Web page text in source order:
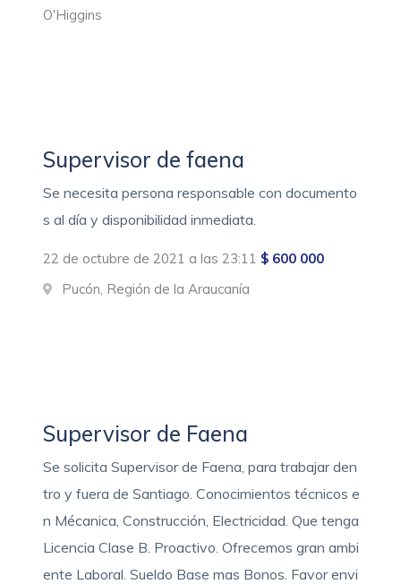
O'Higgins
Supervisor de faena
Se necesita persona responsable con documento
s al día y disponibilidad inmediata.
22 de octubre de 2021 a las 23:11 $ 600 000
Pucón, Región de la Araucanía
Supervisor de Faena
Se solicita Supervisor de Faena, para trabajar den
tro y fuera de Santiago. Conocimientos técnicos e
n Mécanica, Construcción, Electricidad. Que tenga
Licencia Clase B. Proactivo. Ofrecemos gran ambi
ente Laboral. Sueldo Base mas Bonos. Favor envi